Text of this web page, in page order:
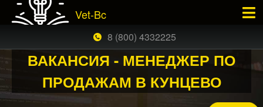
Vet-Bc
8 (800) 4332225
ВАКАНСИЯ - МЕНЕДЖЕР ПО
ПРОДАЖАМ В КУНЦЕВО
ЗАКАЗАТЬ БЕСПЛАТНЫЙ ЗВОНОК ×